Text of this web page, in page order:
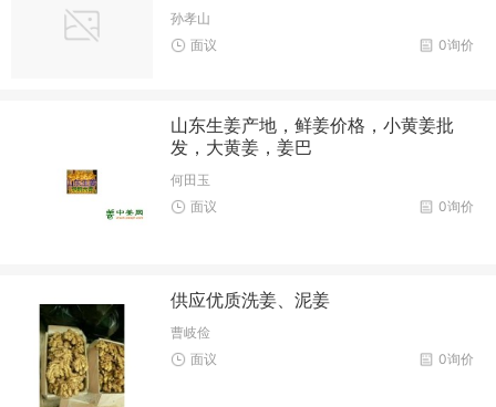
孙孝山
0询价
面议
山东生姜产地，鲜姜价格，小黄姜批
发，大黄姜，姜巴
何田玉
0询价
面议
供应优质洗姜、泥姜
曹岐俭
0询价
面议